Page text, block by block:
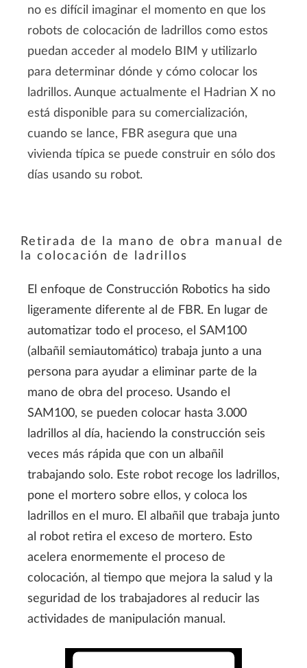
Más información
no es difícil imaginar el momento en que los
robots de colocación de ladrillos como estos
puedan acceder al modelo BIM y utilizarlo
para determinar dónde y cómo colocar los
ladrillos. Aunque actualmente el Hadrian X no
está disponible para su comercialización,
cuando se lance, FBR asegura que una
vivienda típica se puede construir en sólo dos
días usando su robot.
Retirada de la mano de obra manual de
la colocación de ladrillos
El enfoque de Construcción Robotics ha sido
ligeramente diferente al de FBR. En lugar de
automatizar todo el proceso, el SAM100
(albañil semiautomático) trabaja junto a una
persona para ayudar a eliminar parte de la
mano de obra del proceso. Usando el
SAM100, se pueden colocar hasta 3.000
ladrillos al día, haciendo la construcción seis
veces más rápida que con un albañil
trabajando solo. Este robot recoge los ladrillos,
pone el mortero sobre ellos, y coloca los
ladrillos en el muro. El albañil que trabaja junto
al robot retira el exceso de mortero. Esto
acelera enormemente el proceso de
colocación, al tiempo que mejora la salud y la
seguridad de los trabajadores al reducir las
actividades de manipulación manual.